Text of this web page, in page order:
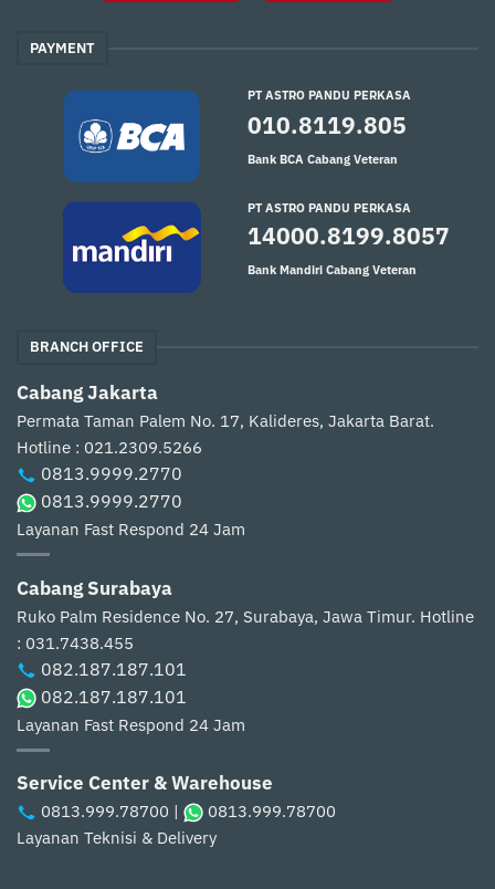
PAYMENT
PT ASTRO PANDU PERKASA
010.8119.805
Bank BCA Cabang Veteran
PT ASTRO PANDU PERKASA
14000.8199.8057
Bank Mandiri Cabang Veteran
BRANCH OFFICE
Cabang Jakarta
Permata Taman Palem No. 17, Kalideres, Jakarta Barat.
Hotline : 021.2309.5266
0813.9999.2770
0813.9999.2770
Layanan Fast Respond 24 Jam
Cabang Surabaya
Ruko Palm Residence No. 27, Surabaya, Jawa Timur. Hotline
: 031.7438.455
082.187.187.101
082.187.187.101
Layanan Fast Respond 24 Jam
Service Center & Warehouse
0813.999.78700 | 0813.999.78700
Layanan Teknisi & Delivery